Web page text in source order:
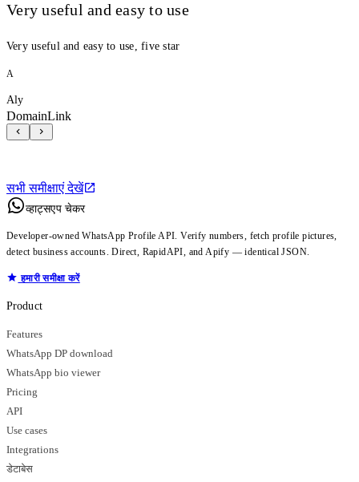
Very useful and easy to use
Very useful and easy to use, five star
A
Aly
DomainLink
सभी समीक्षाएं देखें
व्हाट्सएप चेकर
Developer-owned WhatsApp Profile API. Verify numbers, fetch profile pictures,
detect business accounts. Direct, RapidAPI, and Apify — identical JSON.
हमारी समीक्षा करें
Product
Features
WhatsApp DP download
WhatsApp bio viewer
Pricing
API
Use cases
Integrations
डेटाबेस